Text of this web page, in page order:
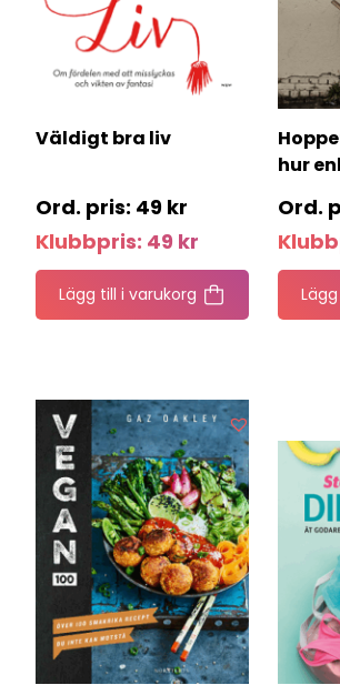
Väldigt bra liv
49 kr
Klubbpris: 49 kr
Lägg till i varukorg
hur